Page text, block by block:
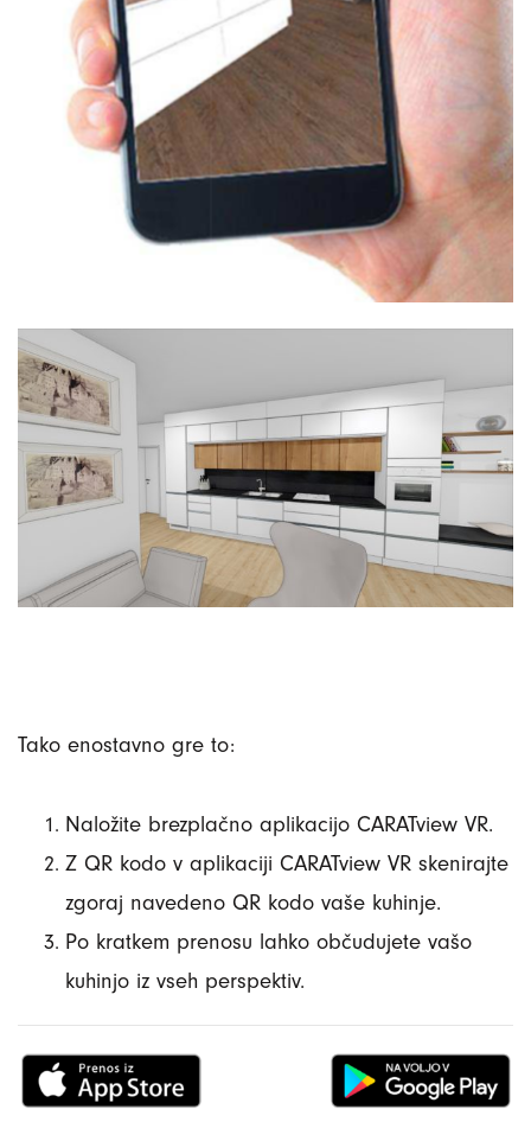
Tako enostavno gre to:
Naložite brezplačno aplikacijo CARATview VR.
Z QR kodo v aplikaciji CARATview VR skenirajte
zgoraj navedeno QR kodo vaše kuhinje.
Po kratkem prenosu lahko občudujete vašo
kuhinjo iz vseh perspektiv.